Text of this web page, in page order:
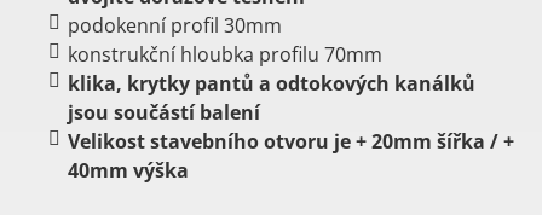
podokenní profil 30mm
konstrukční hloubka profilu 70mm
klika, krytky pantů a odtokových kanálků
jsou součástí balení
Velikost stavebního otvoru je+ 20mm šířka /+
40mm výška